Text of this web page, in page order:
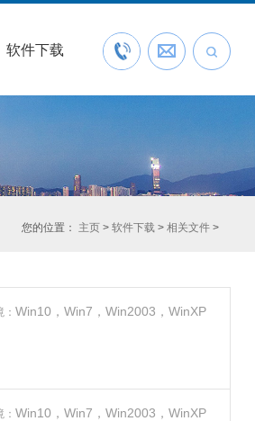
联系我们预约开户
软件下载
您的位置： 主页 >软件下载 >相关文件 >
：Win10，Win7，Win2003，WinXP
：Win10，Win7，Win2003，WinXP